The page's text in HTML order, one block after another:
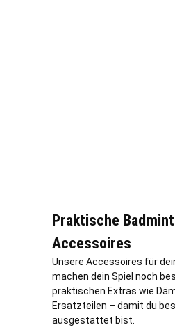
Praktische
Accessoires
Unsere Accessoires für
machen dein Spiel noch
praktischen Extras wie
Ersatzteilen – damit du
ausgestattet bist.